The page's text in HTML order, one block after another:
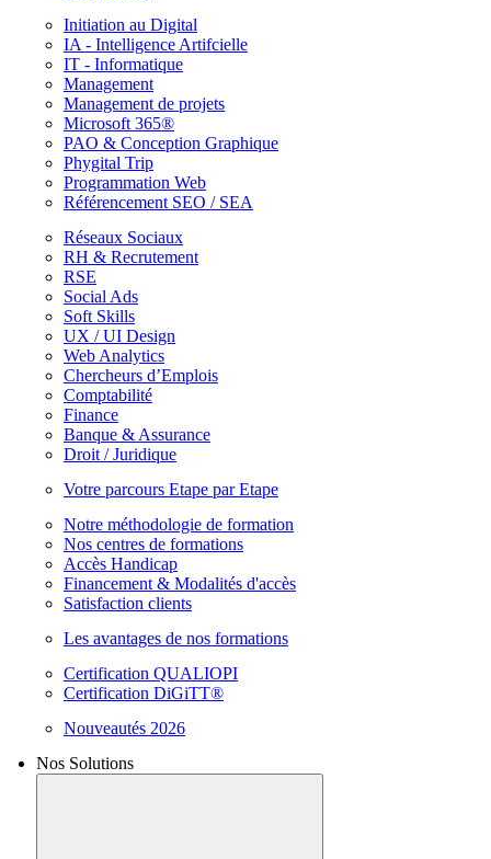
Initiation au Digital
IA - Intelligence Artifcielle
IT - Informatique
Management
Management de projets
Microsoft 365®
PAO & Conception Graphique
Phygital Trip
Programmation Web
Référencement SEO / SEA
Réseaux Sociaux
RH & Recrutement
RSE
Social Ads
Soft Skills
UX / UI Design
Web Analytics
Chercheurs d’Emplois
Comptabilité
Finance
Banque & Assurance
Droit / Juridique
Votre parcours Etape par Etape
Notre méthodologie de formation
Nos centres de formations
Accès Handicap
Financement & Modalités d'accès
Satisfaction clients
Les avantages de nos formations
Certification QUALIOPI
Certification DiGiTT®
Nouveautés 2026
Nos Solutions